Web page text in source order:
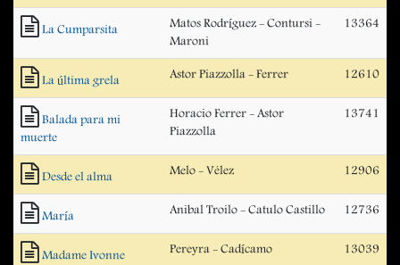
La Cumparsita
Matos Rodríguez - Contursi -
Maroni
13364
La última grela Astor Piazzolla - Ferrer 12610
Balada para mi
muerte
Horacio Ferrer - Astor
Piazzolla
13741
Desde el alma Melo - Vélez 12906
María Anibal Troilo - Catulo Castillo 12736
Madame Ivonne Pereyra - Cadícamo 13039